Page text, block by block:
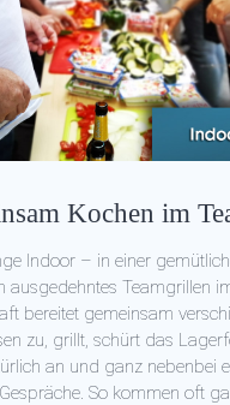
Kochen im
Indoor – in einer
ausgedehntes Teamgrillen
bereitet gemeinsam
zu, grillt, schürt das
an und ganz nebenbei
So kommen oft